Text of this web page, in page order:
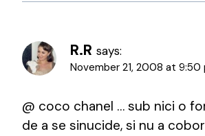
R.R says:
November 21, 2008 at 9:50
@ coco chanel … sub nici o
de a se sinucide, si nu a